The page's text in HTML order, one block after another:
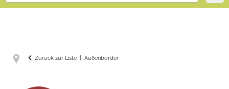
Zurück zur Liste Außenborder